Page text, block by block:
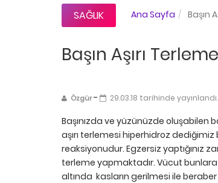
SAĞLIK Ana Sayfa Başın
Başın Aşırı
Özgür- 29.03.18 tarihinde yayınlandı.
Başınızda ve yüzünüzde oluşabilen
aşırı terlemesi hiperhidroz
reaksiyonudur. Egzersiz yaptığınız
terleme yapmaktadır. Vücut bunlara
altında kasların gerilmesi ile